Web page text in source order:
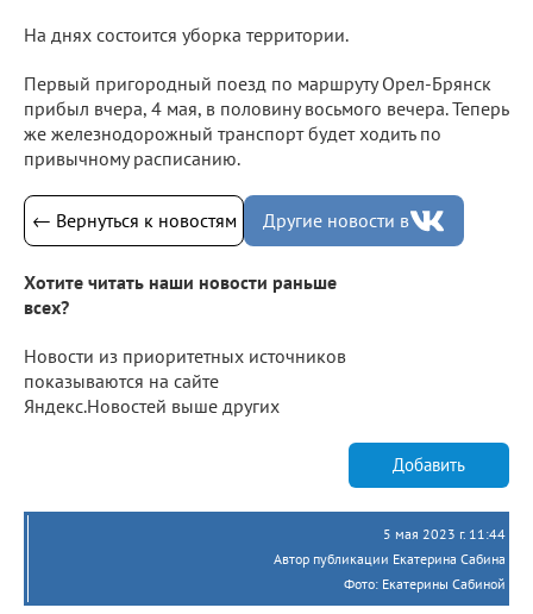
На днях состоится уборка территории.
Первый пригородный поезд по маршруту Орел-Брянск
прибыл вчера, 4 мая, в половину восьмого вечера. Теперь
же железнодорожный транспорт будет ходить по
привычному расписанию.
← Вернуться к новостям Другие новости в
Хотите читать наши новости раньше
всех?
Новости из приоритетных источников
показываются на сайте
Яндекс.Новостей выше других
Добавить
5 мая 2023 г. 11:44
Автор публикации Екатерина Сабина
Фото: Екатерины Сабиной